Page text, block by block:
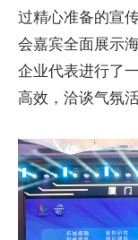
过精心准备的宣
会嘉宾全面展示
企业代表进行了
高效，洽谈气氛